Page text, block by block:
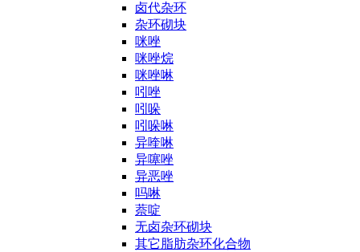
卤代杂环
杂环砌块
咪唑
咪唑烷
咪唑啉
吲唑
吲哚
吲哚啉
异喹啉
异噻唑
异恶唑
吗啉
萘啶
无卤杂环砌块
其它脂肪杂环化合物